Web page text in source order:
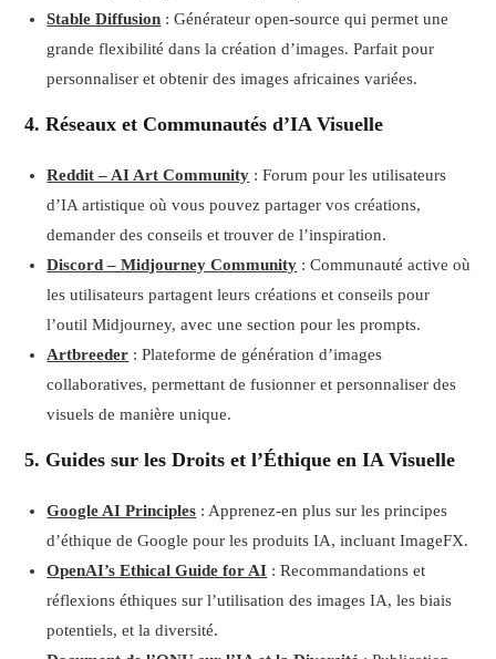
Stable Diffusion : Générateur open-source qui permet une
grande flexibilité dans la création d’images. Parfait pour
personnaliser et obtenir des images africaines variées.
4. Réseaux et Communautés d’IA Visuelle
Reddit – AI Art Community : Forum pour les utilisateurs
d’IA artistique où vous pouvez partager vos créations,
demander des conseils et trouver de l’inspiration.
Discord – Midjourney Community : Communauté active où
les utilisateurs partagent leurs créations et conseils pour
l’outil Midjourney, avec une section pour les prompts.
Artbreeder : Plateforme de génération d’images
collaboratives, permettant de fusionner et personnaliser des
visuels de manière unique.
5. Guides sur les Droits et l’Éthique en IA Visuelle
Google AI Principles : Apprenez-en plus sur les principes
d’éthique de Google pour les produits IA, incluant ImageFX.
OpenAI’s Ethical Guide for AI : Recommandations et
réflexions éthiques sur l’utilisation des images IA, les biais
potentiels, et la diversité.